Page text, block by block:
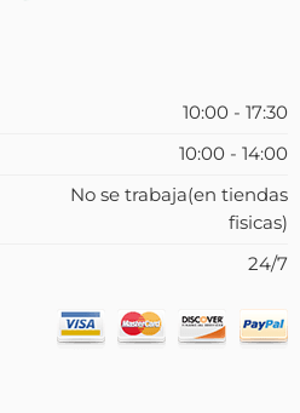
10:00 - 17:30
10:00 - 14:00
No se trabaja(en tiendas
fisicas)
24/7